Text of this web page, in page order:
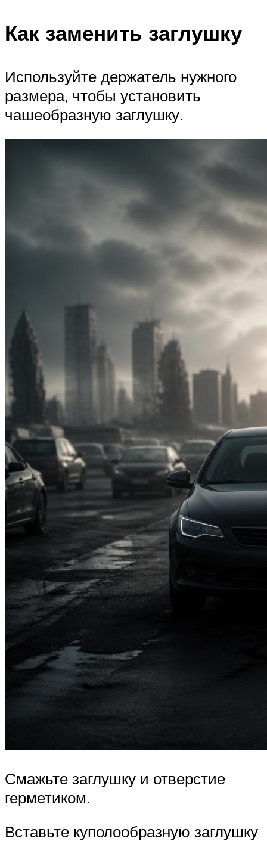
Как заменить заглушку
Используйте держатель нужного
размера, чтобы установить
чашеобразную заглушку.
Смажьте заглушку и отверстие
герметиком.
Вставьте куполообразную заглушку